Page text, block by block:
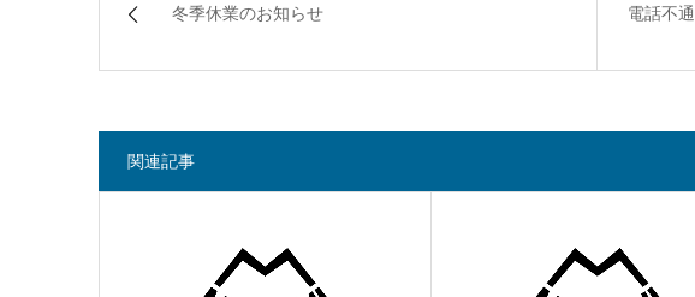
冬季休業のお知らせ 電話不
関連記事